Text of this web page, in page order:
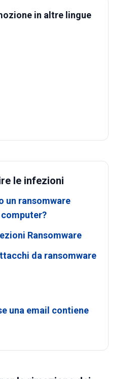
in altre lingue
le infezioni
un ransomware
Ransomware
da ransomware
una email contiene